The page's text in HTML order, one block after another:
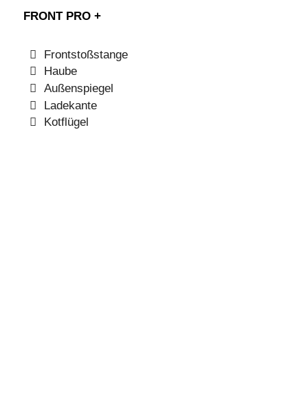
FRONT PRO +
Frontstoßstange
Haube
Außenspiegel
Ladekante
Kotflügel